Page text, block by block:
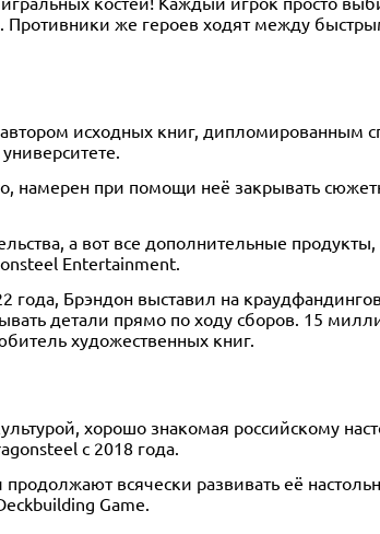
Противники же героев ходят между
исходных книг, дипломированным
намерен при помощи неё закрывать
а вот все дополнительные
Entertainment.
года, Брэндон выставил на
детали прямо по ходу сборов. 15
художественных книг.
хорошо знакомая российскому
с 2018 года.
всячески развивать её
Game.